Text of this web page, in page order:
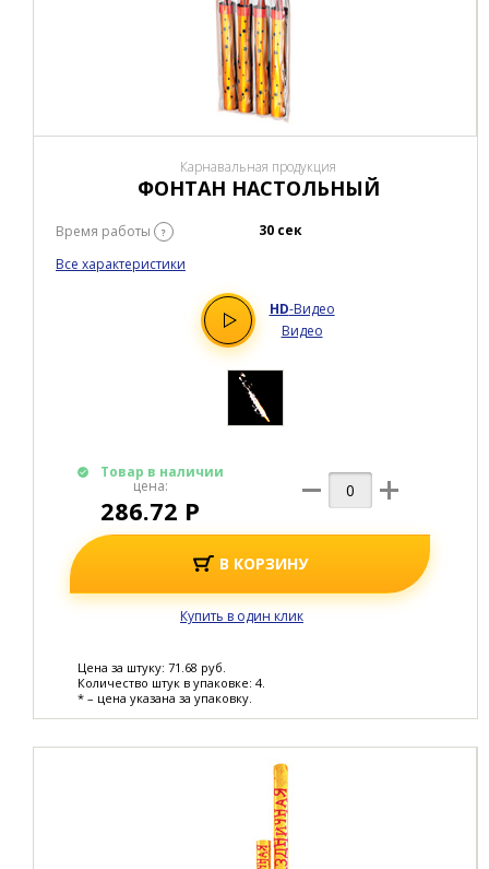
Карнавальная продукция
ФОНТАН НАСТОЛЬНЫЙ
Время работы ?
30 сек
Все характеристики
HD-Видео
Видео
Товар в наличии
цена:
286.72 Р
В КОРЗИНУ
Купить в один клик
Цена за штуку: 71.68 руб.
Количество штук в упаковке: 4.
* – цена указана за упаковку.